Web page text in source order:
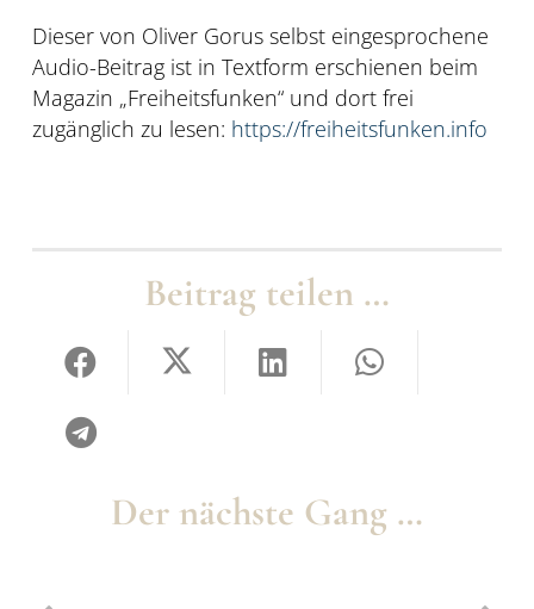
Dieser von Oliver Gorus selbst eingesprochene
Audio-Beitrag ist in Textform erschienen beim
Magazin „Freiheitsfunken“ und dort frei
zugänglich zu lesen: https://freiheitsfunken.info
Beitrag teilen …
Der nächste Gang …